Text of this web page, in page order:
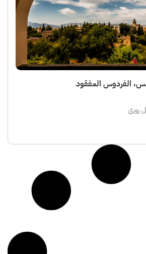
الفردوس المفقود
روزي